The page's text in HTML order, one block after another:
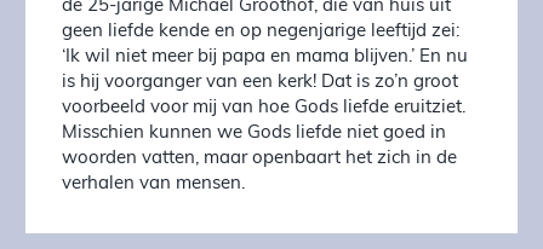
de 25-jarige Michael Groothof, die van huis uit
geen liefde kende en op negenjarige leeftijd zei:
‘Ik wil niet meer bij papa en mama blijven.’ En nu
is hij voorganger van een kerk! Dat is zo’n groot
voorbeeld voor mij van hoe Gods liefde eruitziet.
Misschien kunnen we Gods liefde niet goed in
woorden vatten, maar openbaart het zich in de
verhalen van mensen.